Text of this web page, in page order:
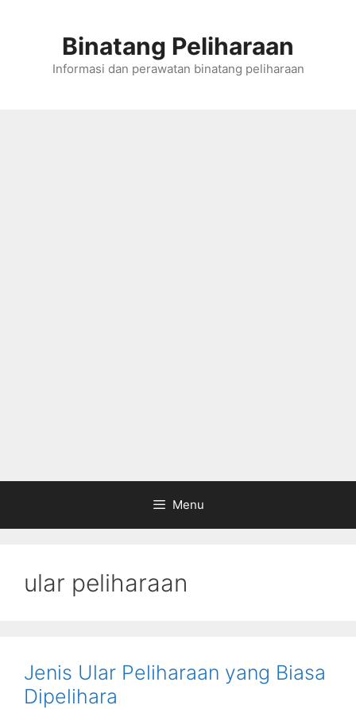
Binatang Peliharaan
Informasi dan perawatan binatang peliharaan
Menu
ular peliharaan
Jenis Ular Peliharaan yang Biasa
Dipelihara